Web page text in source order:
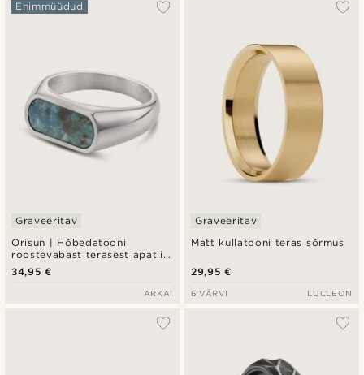
Orisun | Hõbedatooni
roostevabast terasest apatiit
kiviga pitsatsõrmus
Enimmüüdud
Graveeritav
34,95 €
ARKAI
Matt kullatooni teras sõrmus
Graveeritav
29,95 €
6 VÄRVI LUCLEON